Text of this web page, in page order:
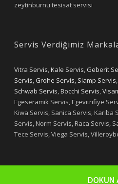
zeytinburnu tesisat servisi
Servis Verdiğimiz
Vitra Servis,Kale Servis, Geberit
Servis, Grohe Servis, Siamp Servis,
Schwab Servis,Bocchi Servis,
Egeseramik Servis, Egevitrifiye
Kiwa Servis, Sanica Servis, Kariba
Servis, Norm Servis, Raca Servis,
Tece Servis, Viega Servis,
Copyright 2019 - Yıldızlar Tesisat
DOKUN